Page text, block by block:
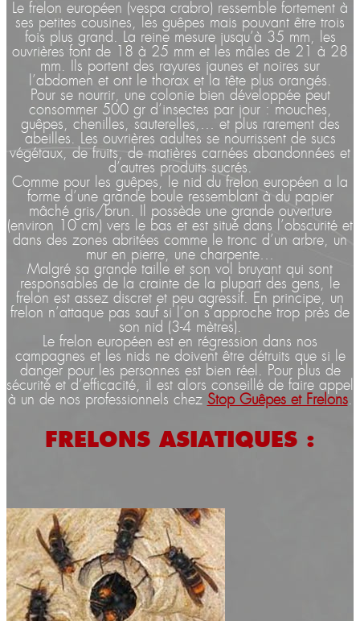
Le frelon européen (vespa crabro) ressemble fortement à
ses petites cousines, les guêpes mais pouvant être trois
fois plus grand. La reine mesure jusqu’à 35 mm, les
ouvrières font de 18 à 25 mm et les mâles de 21 à 28
mm. Ils portent des rayures jaunes et noires sur
l’abdomen et ont le thorax et la tête plus orangés.
Pour se nourrir, une colonie bien développée peut
consommer 500 gr d’insectes par jour : mouches,
guêpes, chenilles, sauterelles,… et plus rarement des
abeilles. Les ouvrières adultes se nourrissent de sucs
végétaux, de fruits, de matières carnées abandonnées et
d’autres produits sucrés.
Comme pour les guêpes, le nid du frelon européen a la
forme d’une grande boule ressemblant à du papier
mâché gris/brun. Il possède une grande ouverture
(environ 10 cm) vers le bas et est situé dans l’obscurité et
dans des zones abritées comme le tronc d’un arbre, un
mur en pierre, une charpente…
Malgré sa grande taille et son vol bruyant qui sont
responsables de la crainte de la plupart des gens, le
frelon est assez discret et peu agressif. En principe, un
frelon n’attaque pas sauf si l’on s’approche trop près de
son nid (3-4 mètres).
Le frelon européen est en régression dans nos
campagnes et les nids ne doivent être détruits que si le
danger pour les personnes est bien réel. Pour plus de
sécurité et d’efficacité, il est alors conseillé de faire appel
à un de nos professionnels chez Stop Guêpes et Frelons.
FRELONS ASIATIQUES :